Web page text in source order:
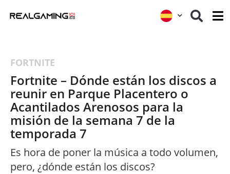
FORTNITE
Fortnite – Dónde están los discos a
reunir en Parque Placentero o
Acantilados Arenosos para la
misión de la semana 7 de la
temporada 7
Es hora de poner la música a todo volumen,
pero, ¿dónde están los discos?